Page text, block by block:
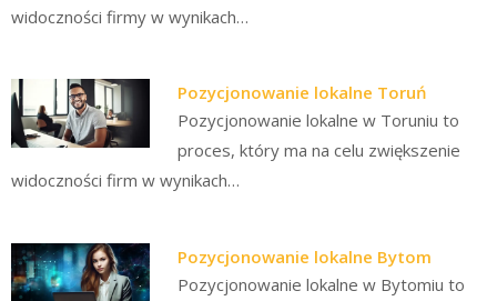
widoczności firmy w wynikach…
Pozycjonowanie lokalne Toruń
Pozycjonowanie lokalne w Toruniu to
proces, który ma na celu zwiększenie
widoczności firm w wynikach…
Pozycjonowanie lokalne Bytom
Pozycjonowanie lokalne w Bytomiu to